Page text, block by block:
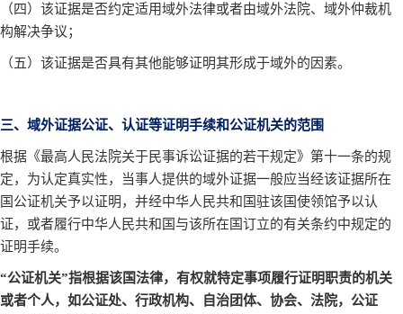
（四）该证据是否约定适用域外法律或者由域外法院、域外仲裁机
构解决争议；
（五）该证据是否具有其他能够证明其形成于域外的因素。
三、域外证据公证、认证等证明手续和公证机关的范围
根据《最高人民法院关于民事诉讼证据的若干规定》第十一条的规
定，为认定真实性，当事人提供的域外证据一般应当经该证据所在
国公证机关予以证明，并经中华人民共和国驻该国使领馆予以认
证，或者履行中华人民共和国与该所在国订立的有关条约中规定的
证明手续。
“公证机关”指根据该国法律，有权就特定事项履行证明职责的机关
或者个人，如公证处、行政机构、自治团体、协会、法院，公证